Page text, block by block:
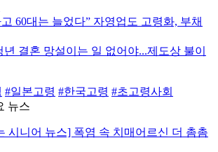
60대는 늘었다” 자영업도 고령화, 부채
결혼 망설이는 일 없어야...제도상 불이
#일본고령 #한국고령 #초고령사회
뉴스
시니어 뉴스] 폭염 속 치매어르신 더 촘촘